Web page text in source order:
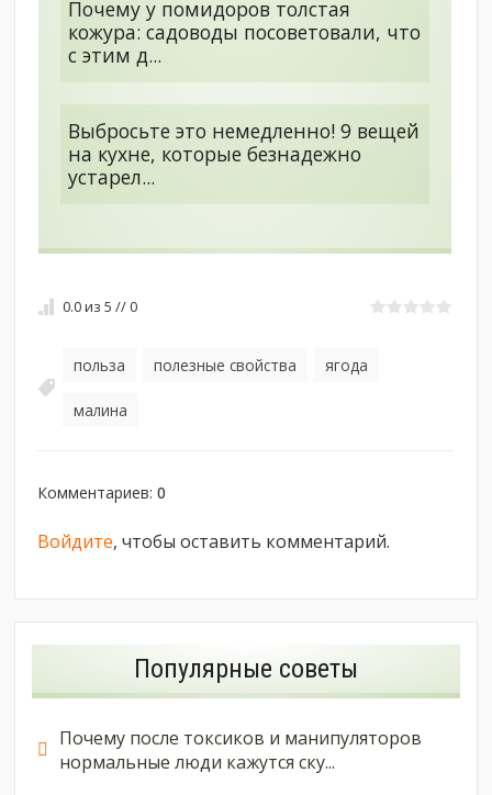
Почему у помидоров толстая
кожура: садоводы посоветовали, что
с этим д...
Выбросьте это немедленно! 9 вещей
на кухне, которые безнадежно
устарел...
0.0из5 // 0
польза полезные свойства ягода
малина
Комментариев:0
Войдите, чтобы оставить комментарий.
Популярные советы
Почему после токсиков и манипуляторов
нормальные люди кажутся ску...